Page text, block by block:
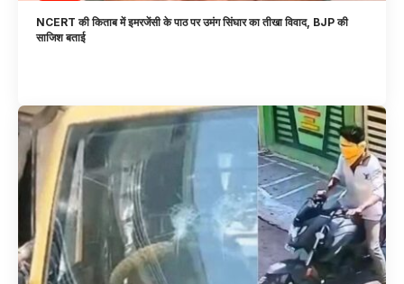
NCERT की किताब में इमरजेंसी के पाठ पर उमंग सिंघार का तीखा विवाद, BJP की
साजिश बताई